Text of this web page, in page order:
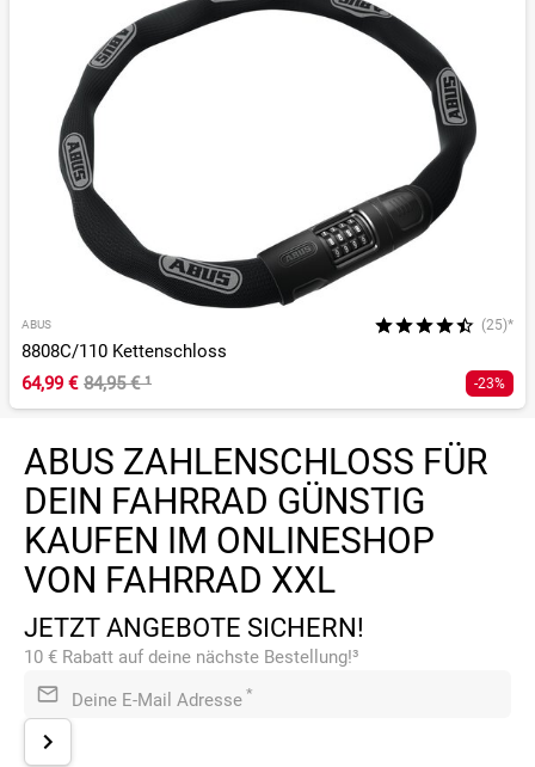
ABUS (25)*
8808C/110 Kettenschloss
64,99 € 84,95 €¹ -23%
ABUS ZAHLENSCHLOSS FÜR
DEIN FAHRRAD GÜNSTIG
KAUFEN IM ONLINESHOP
VON FAHRRAD XXL
JETZT ANGEBOTE SICHERN!
10 € Rabatt auf deine nächste Bestellung!³
Deine E-Mail Adresse *